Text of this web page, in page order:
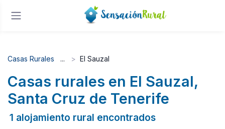
Casas Rurales El Sauzal
Casas rurales en El Sauzal,
Santa Cruz de Tenerife
1 alojamiento rural encontrados